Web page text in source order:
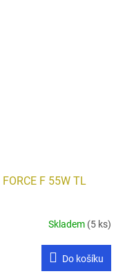
F 55W TL
Skladem (5 ks)
Do košíku